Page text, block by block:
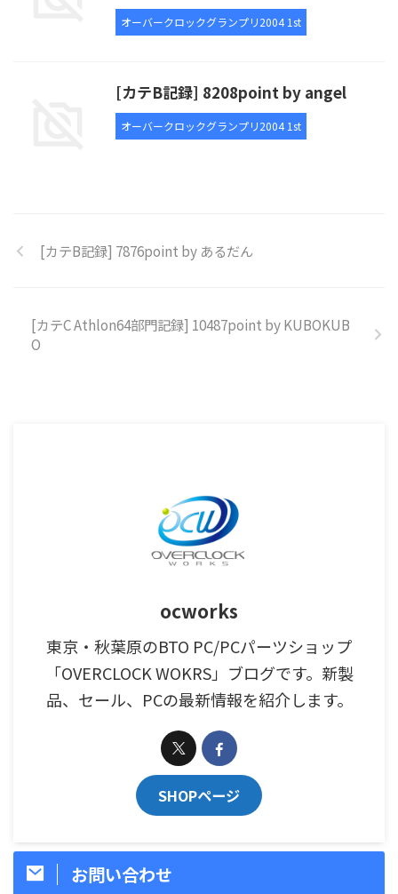
オーバークロックグランプリ2004 1st
[カテB記録] 8208point by angel
オーバークロックグランプリ2004 1st
[カテB記録] 7876point by あるだん
[カテC Athlon64部門記録] 10487point by KUBOKUB
O
ocworks
東京・秋葉原のBTO PC/PCパーツショップ
「OVERCLOCK WOKRS」ブログです。新製
品、セール、PCの最新情報を紹介します。
SHOPページ
お問い合わせ